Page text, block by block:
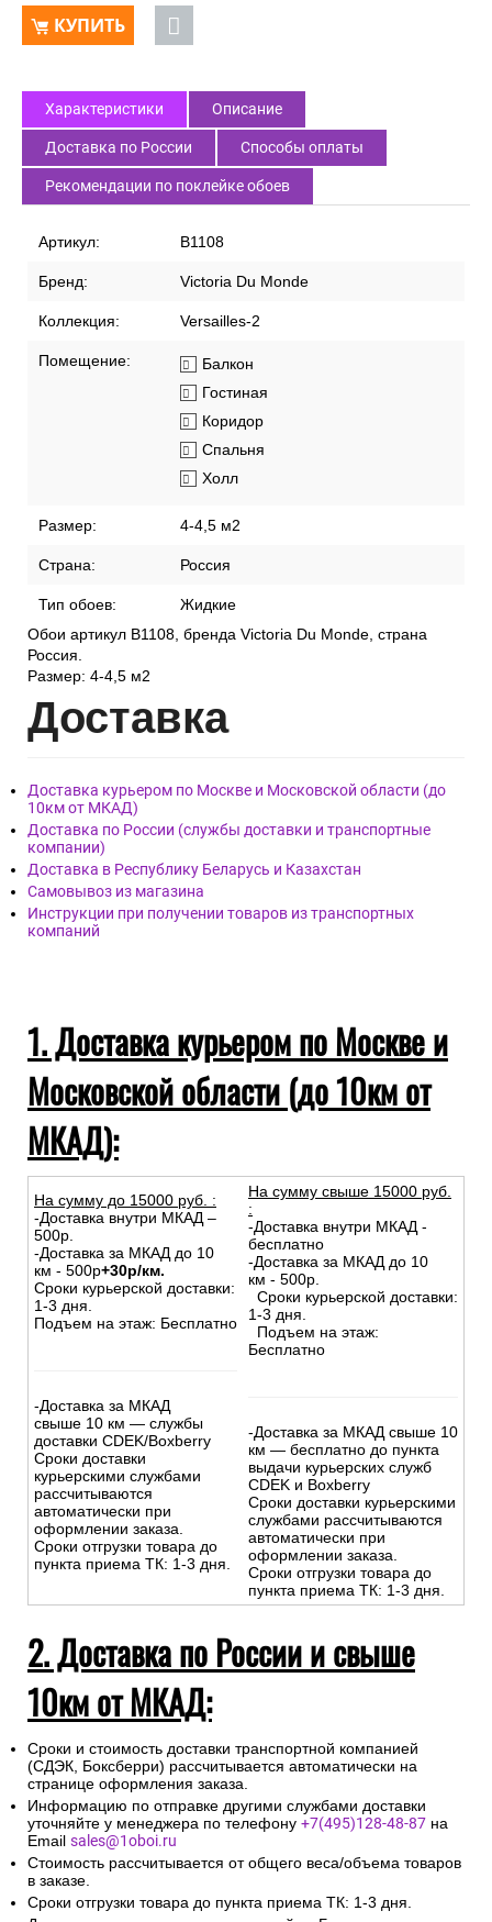
КУПИТЬ
Характеристики Описание
Доставка по России Способы оплаты
Рекомендации по поклейке обоев
Артикул: В1108
Бренд: Victoria Du Monde
Коллекция: Versailles-2
Помещение:
Балкон
Гостиная
Коридор
Спальня
Холл
Размер: 4-4,5 м2
Страна: Россия
Тип обоев:
Жидкие
Обои артикул В1108, бренда Victoria Du Monde, страна
Россия.
Размер: 4-4,5 м2
Доставка
Доставка курьером по Москве и Московской области (до
10км от МКАД)
Доставка по России (службы доставки и транспортные
компании)
Доставка в Республику Беларусь и Казахстан
Самовывоз из магазина
Инструкции при получении товаров из транспортных
компаний
1. Доставка курьером по Москве и
Московской области (до 10км от
МКАД):
На сумму до 15000 руб. :
-Доставка внутри МКАД –
500р.
-Доставка за МКАД до 10
км - 500р+30р/км.
Сроки курьерской доставки:
1-3 дня.
Подъем на этаж: Бесплатно
-Доставка за МКАД
свыше 10 км — службы
доставки CDEK/Boxberry
Сроки доставки
курьерскими службами
рассчитываются
автоматически при
оформлении заказа.
Сроки отгрузки товара до
пункта приема ТК: 1-3 дня.
На сумму свыше 15000 руб.
:
-Доставка внутри МКАД -
бесплатно
-Доставка за МКАД до 10
км - 500р.
Сроки курьерской доставки:
1-3 дня.
Подъем на этаж:
Бесплатно
-Доставка за МКАД свыше 10
км — бесплатно до пункта
выдачи курьерских служб
CDEK и Boxberry
Сроки доставки курьерскими
службами рассчитываются
автоматически при
оформлении заказа.
Сроки отгрузки товара до
пункта приема ТК: 1-3 дня.
2. Доставка по России и свыше
10км от МКАД:
Сроки и стоимость доставки транспортной компанией
(СДЭК, Боксберри) рассчитывается автоматически на
странице оформления заказа.
Информацию по отправке другими службами доставки
уточняйте у менеджера по телефону +7(495)128-48-87 на
Email sales@1oboi.ru
Стоимость рассчитывается от общего веса/объема товаров
в заказе.
Сроки отгрузки товара до пункта приема ТК: 1-3 дня.